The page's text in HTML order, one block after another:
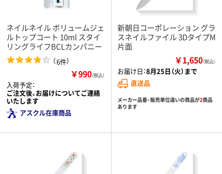
ネイルネイル ボリュームジェ
ルトップコート 10ml スタイ
リングライフBCLカンパニー
（6件）
￥990（税込）
入荷予定：
ご注文後、お届けについてご連絡
いたします
アスクル在庫商品
新朝日コーポレーション グラ
スネイルファイル 3DタイプM
片面
￥1,650（税込）
お届け日：8月25日（火）まで
直送品
メーカー品番・販売単位違いの商品が2商品
あります